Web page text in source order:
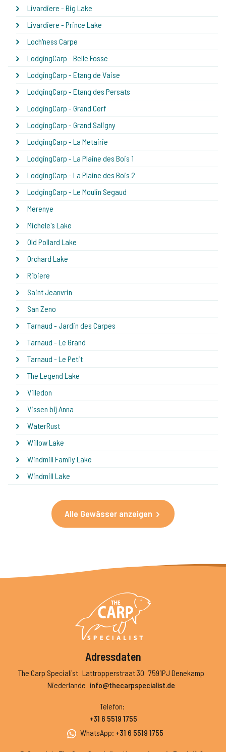
Livardiere - Big Lake
Livardiere - Prince Lake
Loch'ness Carpe
LodgingCarp - Belle Fosse
LodgingCarp - Etang de Vaise
LodgingCarp - Etang des Persats
LodgingCarp - Grand Cerf
LodgingCarp - Grand Saligny
LodgingCarp - La Metairie
LodgingCarp - La Plaine des Bois 1
LodgingCarp - La Plaine des Bois 2
LodgingCarp - Le Moulin Segaud
Merenye
Michele's Lake
Old Pollard Lake
Orchard Lake
Ribiere
Saint Jeanvrin
San Zeno
Tarnaud - Jardin des Carpes
Tarnaud - Le Grand
Tarnaud - Le Petit
The Legend Lake
Villedon
Vissen bij Anna
WaterRust
Willow Lake
Windmill Family Lake
Windmill Lake
Alle Gewässer anzeigen
Adressdaten
The Carp Specialist Lattropperstraat 30 7591PJ Denekamp
Niederlande info@thecarpspecialist.de
Telefon:
+31 6 5519 1755
WhatsApp: +31 6 5519 1755